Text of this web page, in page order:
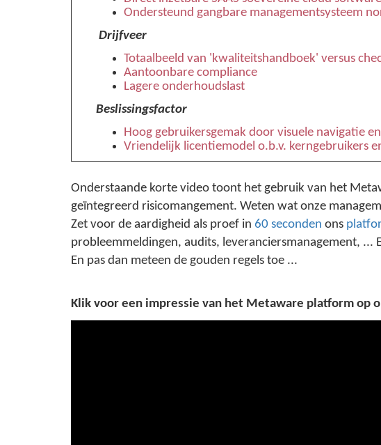
Ondersteund gangbare managementsysteem
Drijfveer
Totaalbeeld van 'kwaliteitshandboek' versus
Aantoonbare compliance
Lagere onderhoudslast
Beslissingsfactor
Hoog gebruikersgemak door visuele navigatie
Vriendelijk licentiemodel o.b.v. kerngebruikers
Onderstaande korte video toont het gebruik van het
geïntegreerd risicomangement. Weten wat onze
Zet voor de aardigheid als proef in 60 seconden ons
probleemmeldingen, audits, leveranciersmanagement, ...
En pas dan meteen de gouden regels toe ...
Klik voor een impressie van het Metaware platform op